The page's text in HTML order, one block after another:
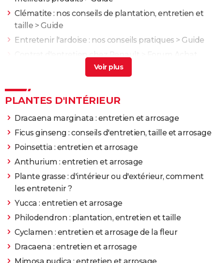
Clématite : nos conseils de plantation, entretien et
taille > Guide
Entretenir l'ardoise : nos conseils pratiques > Guide
Mécanique, entretien et pannes
PLANTES D'INTÉRIEUR
Dracaena marginata : entretien et arrosage
Ficus ginseng : conseils d'entretien, taille et arrosage
Poinsettia : entretien et arrosage
Anthurium : entretien et arrosage
Plante grasse : d'intérieur ou d'extérieur, comment
les entretenir ?
Yucca : entretien et arrosage
Philodendron : plantation, entretien et taille
Cyclamen : entretien et arrosage de la fleur
Dracaena : entretien et arrosage